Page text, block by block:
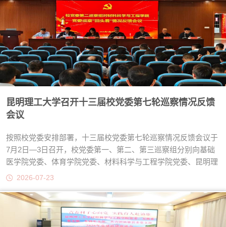
昆明理工大学召开十三届校党委第七轮巡察情况反馈
会议
按照校党委安排部署，十三届校党委第七轮巡察情况反馈会议于
7月2日—3日召开，校党委第一、第二、第三巡察组分别向基础
医学院党委、体育学院党委、材料科学与工程学院党委、昆明理
工教育发展集团有限公司党委、马克思主义学院党委、法学院党
李祖来分别出席会议并讲话。会议指出，被巡察党组织要增强政
治自觉，深刻认识巡察整改工作的重要性、严肃性和紧迫性；要
增强行动自觉，切实落实好巡察整改主体责任，聚焦问题根源，
2026-07-23